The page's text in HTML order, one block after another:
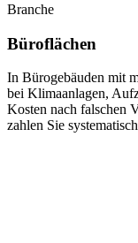
Branche
Büroflächen
In Bürogebäuden mit
bei Klimaanlagen,
Kosten nach falschen
zahlen Sie